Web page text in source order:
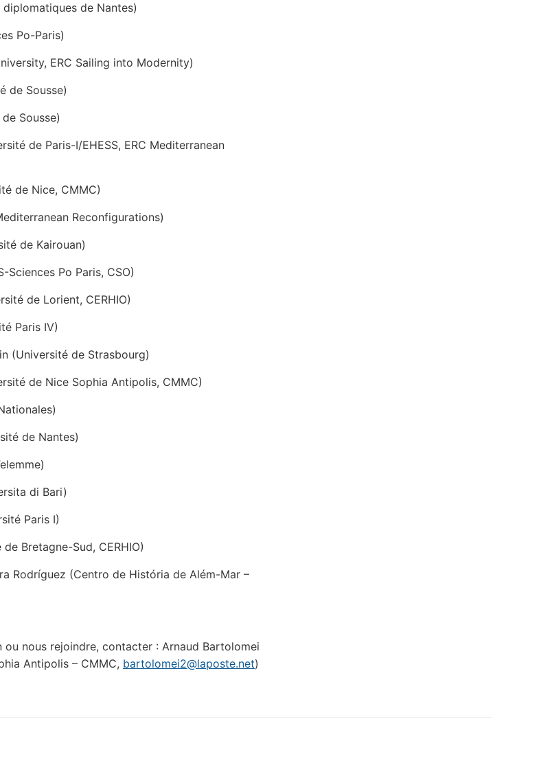
de Nantes)
Po-Paris)
ERC Sailing into Modernity)
de Sousse)
Sousse)
de Paris-I/EHESS, ERC Mediterranean
de Nice, CMMC)
Reconfigurations)
de Kairouan)
Sciences Po Paris, CSO)
de Lorient, CERHIO)
Paris IV)
(Université de Strasbourg)
de Nice Sophia Antipolis, CMMC)
de Nantes)
di Bari)
Paris I)
Bretagne-Sud, CERHIO)
Rodríguez (Centro de História de Além-Mar –
ou nous rejoindre, contacter : Arnaud Bartolomei
Antipolis – CMMC, bartolomei2@laposte.net)